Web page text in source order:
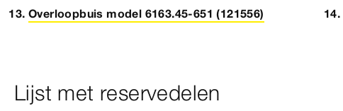
Overloopbuis model 6163.45-651 (121556)
Lijst met reservedelen